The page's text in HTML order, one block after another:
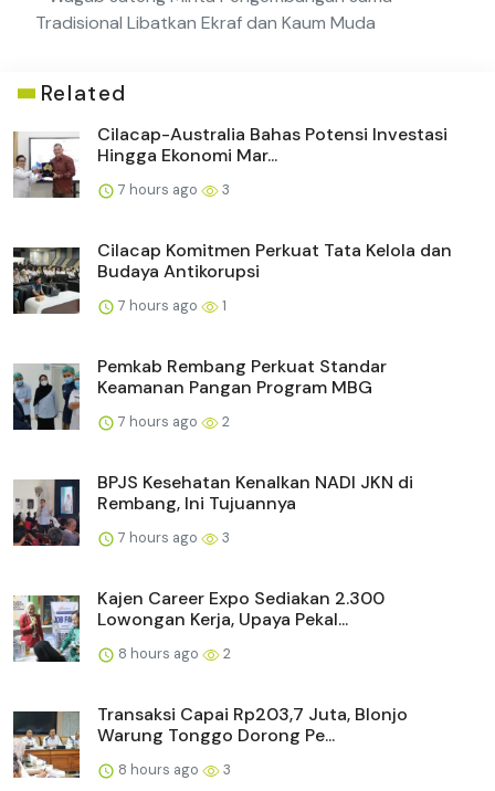
Tradisional Libatkan Ekraf dan Kaum Muda
Related
Cilacap-Australia Bahas Potensi Investasi
Hingga Ekonomi Mar...
7 hours ago 3
Cilacap Komitmen Perkuat Tata Kelola dan
Budaya Antikorupsi
7 hours ago 1
Pemkab Rembang Perkuat Standar
Keamanan Pangan Program MBG
7 hours ago 2
BPJS Kesehatan Kenalkan NADI JKN di
Rembang, Ini Tujuannya
7 hours ago 3
Kajen Career Expo Sediakan 2.300
Lowongan Kerja, Upaya Pekal...
8 hours ago 2
Transaksi Capai Rp203,7 Juta, Blonjo
Warung Tonggo Dorong Pe...
8 hours ago 3